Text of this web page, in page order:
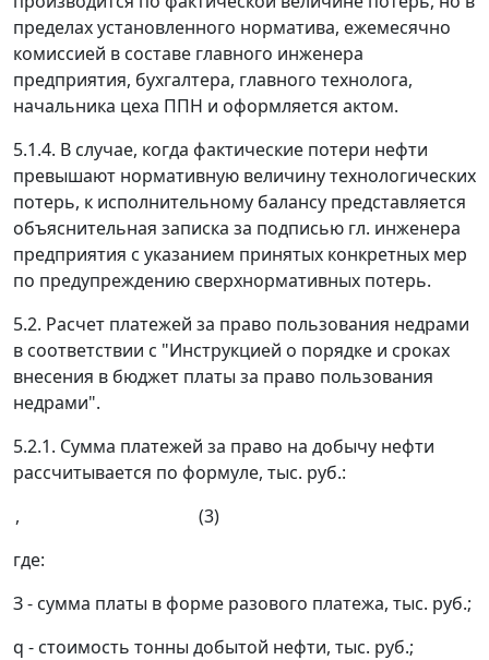
пределах установленного норматива, ежемесячно
комиссией в составе главного инженера
предприятия, бухгалтера, главного технолога,
начальника цеха ППН и оформляется актом.
5.1.4. В случае, когда фактические потери нефти
превышают нормативную величину технологических
потерь, к исполнительному балансу представляется
объяснительная записка за подписью гл. инженера
предприятия с указанием принятых конкретных мер
по предупреждению сверхнормативных потерь.
5.2. Расчет платежей за право пользования недрами
в соответствии с "Инструкцией о порядке и сроках
внесения в бюджет платы за право пользования
недрами".
5.2.1. Сумма платежей за право на добычу нефти
рассчитывается по формуле, тыс. руб.:
, (3)
где:
З- сумма платы в форме разового платежа, тыс. руб.;
q - стоимость тонны добытой нефти, тыс. руб.;